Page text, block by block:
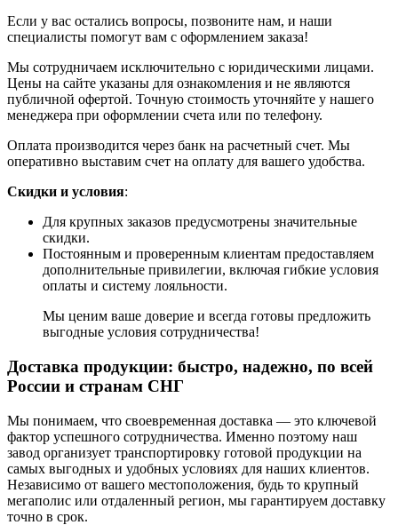
Если у вас остались вопросы, позвоните нам, и наши
специалисты помогут вам с оформлением заказа!
Мы сотрудничаем исключительно с юридическими лицами.
Цены на сайте указаны для ознакомления и не являются
публичной офертой. Точную стоимость уточняйте у нашего
менеджера при оформлении счета или по телефону.
Оплата производится через банк на расчетный счет. Мы
оперативно выставим счет на оплату для вашего удобства.
Скидки и условия:
Для крупных заказов предусмотрены значительные
скидки.
Постоянным и проверенным клиентам предоставляем
дополнительные привилегии, включая гибкие условия
оплаты и систему лояльности.
Мы ценим ваше доверие и всегда готовы предложить
выгодные условия сотрудничества!
Доставка продукции: быстро, надежно, по всей
России и странам СНГ
Мы понимаем, что своевременная доставка — это ключевой
фактор успешного сотрудничества. Именно поэтому наш
завод организует транспортировку готовой продукции на
самых выгодных и удобных условиях для наших клиентов.
Независимо от вашего местоположения, будь то крупный
мегаполис или отдаленный регион, мы гарантируем доставку
точно в срок.